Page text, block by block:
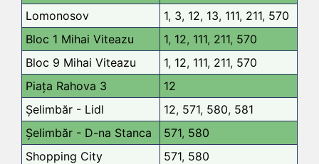
Lomonosov
1, 3, 12, 13, 111, 211, 570
Bloc 1 Mihai Viteazu
1, 12, 111, 211, 570
Bloc 9 Mihai Viteazu
1, 12, 111, 211, 570
Piața Rahova 3
12
Șelimbăr - Lidl
12, 571, 580, 581
Șelimbăr - D-na Stanca
571, 580
Shopping City
571, 580